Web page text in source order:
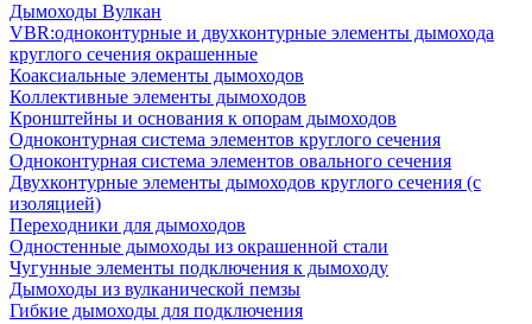
Дымоходы Вулкан
VBR:одноконтурные и двухконтурные элементы дымохода
круглого сечения окрашенные
Коаксиальные элементы дымоходов
Коллективные элементы дымоходов
Кронштейны и основания к опорам дымоходов
Одноконтурная система элементов круглого сечения
Одноконтурная система элементов овального сечения
Двухконтурные элементы дымоходов круглого сечения (с
изоляцией)
Переходники для дымоходов
Одностенные дымоходы из окрашенной стали
Чугунные элементы подключения к дымоходу
Дымоходы из вулканической пемзы
Гибкие дымоходы для подключения